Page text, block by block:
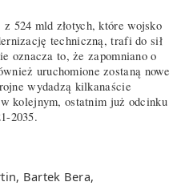
524 mld złotych, które wojsko
techniczną, trafi do sił
oznacza to, że zapomniano o
uruchomione zostaną nowe
wydadzą kilkanaście
kolejnym, ostatnim już odcinku
2035.
Bartek Bera,